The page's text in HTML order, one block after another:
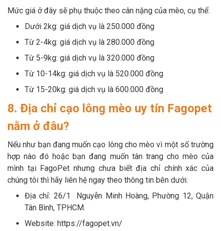
Mức giá ở đây sẽ phụ thuộc theo cân nặng của mèo, cụ thể:
Dưới 2kg: giá dịch vụ là 250.000 đồng
Từ 2-4kg: giá dịch vụ là 280.000 đồng
Từ 5-9kg: giá dịch vụ là 320.000 đồng
Từ 10-14kg: giá dịch vụ là 520.000 đồng
Từ 15-20kg: giá dịch vụ là 600.000 đồng
8. Địa chỉ cạo lông mèo uy tín Fagopet
nằm ở đâu?
Nếu như bạn đang muốn cạo lông cho mèo vì một số trường
hợp nào đó hoặc bạn đang muốn tân trang cho mèo của
mình tại FagoPet nhưng chưa biết địa chỉ chính xác của
chúng tôi thì hãy liên hệ ngay theo thông tin bên dưới:
Địa chỉ: 26/1 Nguyễn Minh Hoàng, Phường 12, Quận
Tân Bình, TPHCM.
Website: https://fagopet.vn/